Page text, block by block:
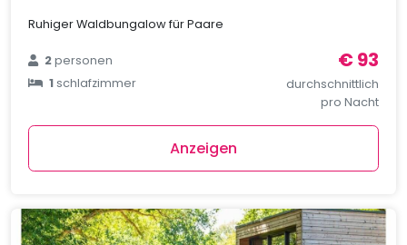
Ruhiger Waldbungalow für Paare
2personen
1schlafzimmer
€ 93
durchschnittlich
pro Nacht
Anzeigen